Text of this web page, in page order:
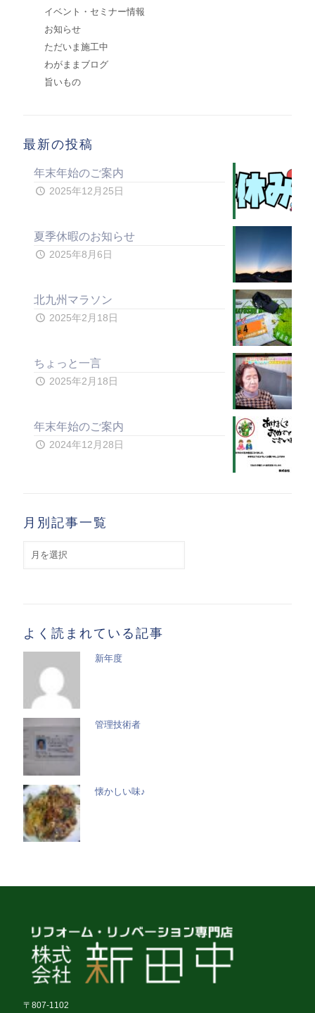
イベント・セミナー情報
お知らせ
ただいま施工中
わがままブログ
旨いもの
最新の投稿
年末年始のご案内
2025年12月25日
夏季休暇のお知らせ
2025年8月6日
北九州マラソン
2025年2月18日
ちょっと一言
2025年2月18日
年末年始のご案内
2024年12月28日
月別記事一覧
よく読まれている記事
新年度
管理技術者
懐かしい味♪
〒807-1102